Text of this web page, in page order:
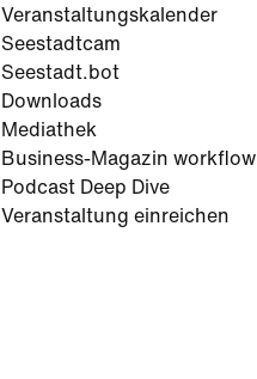
Veranstaltungskalender
Seestadtcam
Seestadt.bot
Downloads
Mediathek
Business-Magazin workflow
Podcast Deep Dive
Veranstaltung einreichen